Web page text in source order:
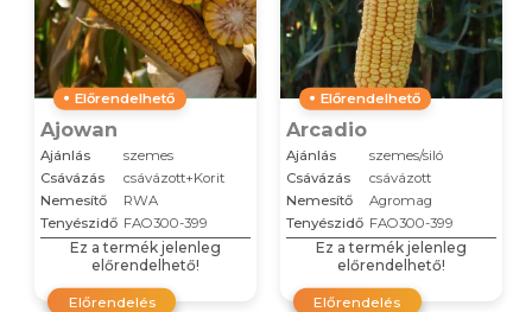
Előrendelhető
Ajowan
Ajánlás
szemes
Csávázás
csávázott+Korit
Nemesítő
RWA
Tenyészidő FAO300-399
Ez a termék jelenleg
előrendelhető!
Előrendelés
Előrendelhető
Arcadio
Ajánlás
szemes/siló
Csávázás
csávázott
Nemesítő
Agromag
Tenyészidő FAO300-399
Ez a termék jelenleg
előrendelhető!
Előrendelés